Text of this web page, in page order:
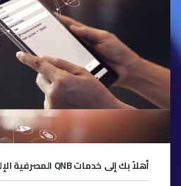
أهلاً بك إلى خدمات QNB المصرفية الإلكترونية